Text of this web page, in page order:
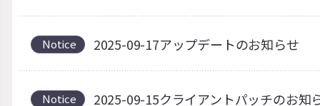
Notice 2025-09-17アップデートのお知らせ
Notice 2025-09-15クライアントパッチのお知